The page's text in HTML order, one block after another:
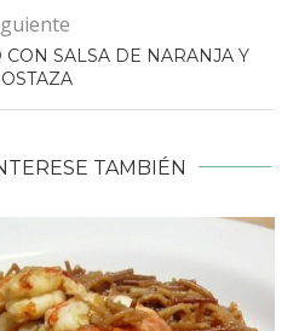
SALSA DE NARANJA Y
TAMBIÉN